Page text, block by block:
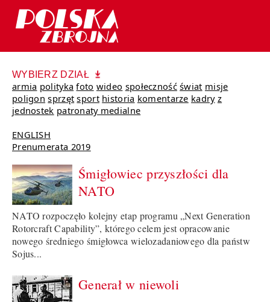
WYBIERZ DZIAŁ
armia polityka foto wideo społeczność świat misje
poligon sprzęt sport historia komentarze kadry z
jednostek patronaty medialne
ENGLISH
Prenumerata 2019
Śmigłowiec przyszłości dla
NATO
NATO rozpoczęło kolejny etap programu „Next Generation
Rotorcraft Capability”, którego celem jest opracowanie
nowego średniego śmigłowca wielozadaniowego dla państw
Sojus...
Generał w niewoli